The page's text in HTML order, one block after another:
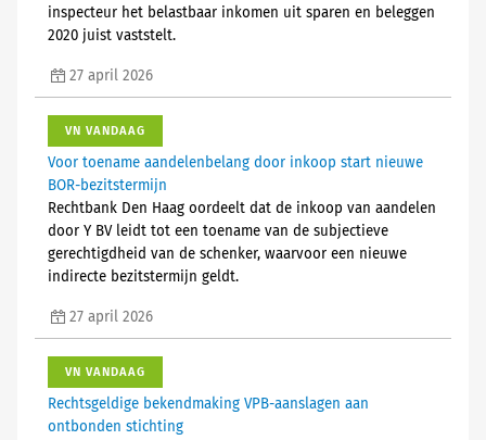
inspecteur het belastbaar inkomen uit sparen en beleggen
2020 juist vaststelt.
27 april 2026
VN VANDAAG
Voor toename aandelenbelang door inkoop start nieuwe
BOR-bezitstermijn
Rechtbank Den Haag oordeelt dat de inkoop van aandelen
door Y BV leidt tot een toename van de subjectieve
gerechtigdheid van de schenker, waarvoor een nieuwe
indirecte bezitstermijn geldt.
27 april 2026
VN VANDAAG
Rechtsgeldige bekendmaking VPB-aanslagen aan
ontbonden stichting